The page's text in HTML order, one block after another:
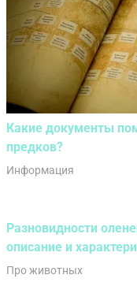
Какие документы
предков?
Информация
Разновидности
описание и
Про животных